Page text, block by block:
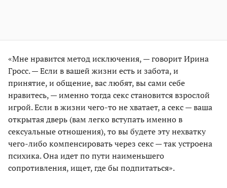
«Мне нравится метод исключения, — говорит Ирина
Гросс. — Если в вашей жизни есть и забота, и
принятие, и общение, вас любят, вы сами себе
нравитесь, — именно тогда секс становится взрослой
игрой. Если в жизни чего-то не хватает, а секс — ваша
открытая дверь (вам легко вступать именно в
сексуальные отношения), то вы будете эту нехватку
чего-либо компенсировать через секс — так устроена
психика. Она идет по пути наименьшего
сопротивления, ищет, где бы подпитаться».